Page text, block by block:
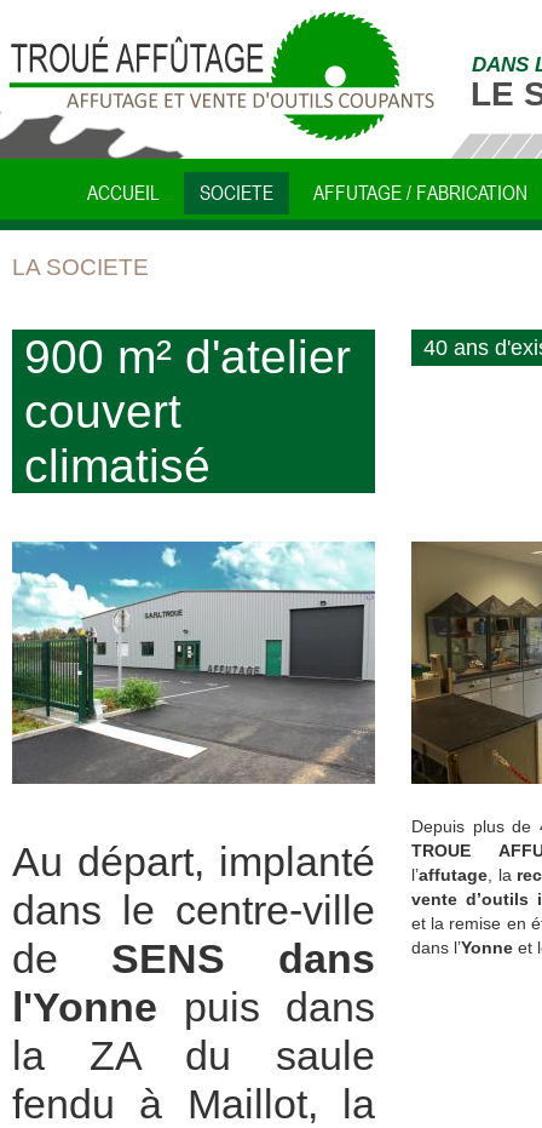
DANS
LE
ACCUEIL SOCIETE AFFUTAGE / FABRICATION
LA SOCIETE
900 m² d'atelier
couvert
climatisé
40 ans
Au départ, implanté
dans le centre-ville
de SENS dans
l'Yonne puis dans
la ZA du saule
fendu à Maillot, la
Depuis plus de
TROUE
l’affutage , la
vente d’outils
et la remise en
dans l’Yonne et